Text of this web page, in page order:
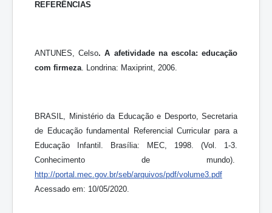
REFERÊNCIAS
ANTUNES, Celso. A afetividade na escola: educação
com firmeza . Londrina: Maxiprint, 2006.
BRASIL, Ministério da Educação e Desporto, Secretaria
de Educação fundamental Referencial Curricular para a
Educação Infantil. Brasília: MEC, 1998. (Vol. 1-3.
Conhecimento de mundo).
http://portal.mec.gov.br/seb/arquivos/pdf/volume3.pdf
Acessado em: 10/05/2020.